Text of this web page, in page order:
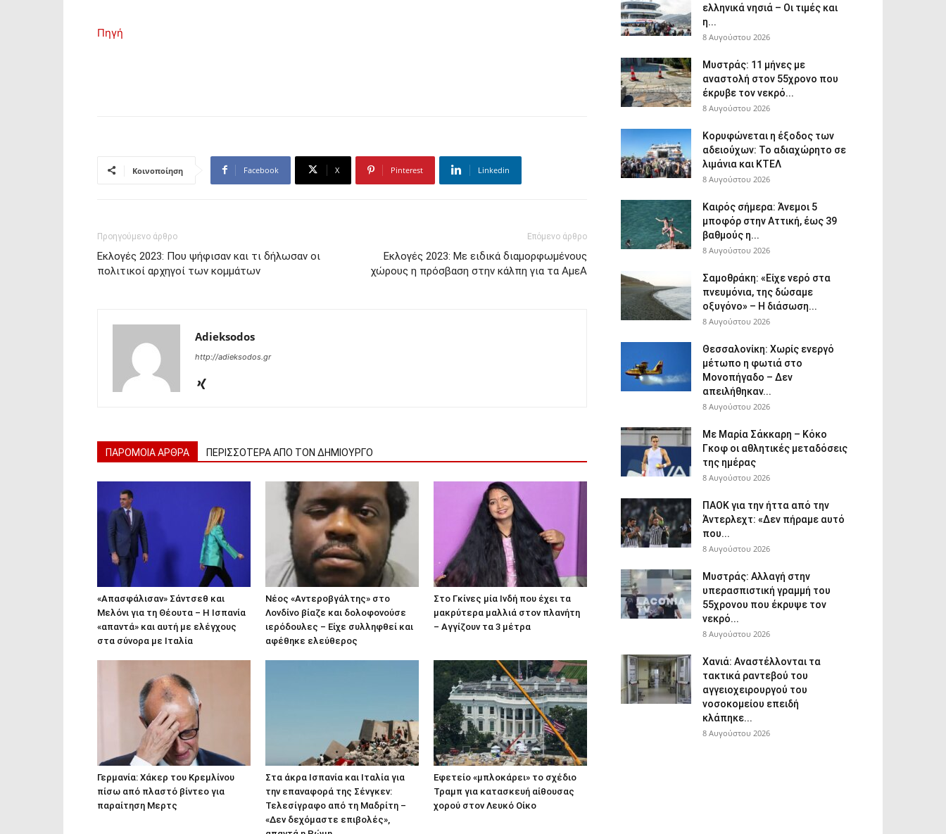
Πηγή
Κοινοποίηση Facebook X Pinterest Linkedin
Προηγούμενο άρθρο
Εκλογές 2023: Που ψήφισαν και τι δήλωσαν οι
πολιτικοί αρχηγοί των κομμάτων
Επόμενο άρθρο
Εκλογές 2023: Με ειδικά διαμορφωμένους
χώρους η πρόσβαση στην κάλπη για τα ΑμεΑ
Adieksodos
http://adieksodos.gr
ΠΑΡΟΜΟΙΑ ΑΡΘΡΑ ΠΕΡΙΣΣΟΤΕΡΑ ΑΠΟ ΤΟΝ ΔΗΜΙΟΥΡΓΟ
«Απασφάλισαν» Σάντσεθ και
Μελόνι για τη Θέουτα – Η Ισπανία
«απαντά» και αυτή με ελέγχους
στα σύνορα με Ιταλία
Νέος «Αντεροβγάλτης» στο
Λονδίνο βίαζε και δολοφονούσε
ιερόδουλες – Είχε συλληφθεί και
αφέθηκε ελεύθερος
Στο Γκίνες μία Ινδή που έχει τα
μακρύτερα μαλλιά στον πλανήτη
– Αγγίζουν τα 3 μέτρα
Γερμανία: Χάκερ του Κρεμλίνου
πίσω από πλαστό βίντεο για
παραίτηση Μερτς
Στα άκρα Ισπανία και Ιταλία για
την επαναφορά της Σένγκεν:
Τελεσίγραφο από τη Μαδρίτη –
«Δεν δεχόμαστε επιβολές»,
Εφετείο «μπλοκάρει» το σχέδιο
Τραμπ για κατασκευή αίθουσας
χορού στον Λευκό Οίκο
ελληνικά νησιά – Οι τιμές και
η...
8 Αυγούστου 2026
Μυστράς: 11 μήνες με
αναστολή στον 55χρονο που
έκρυβε τον νεκρό...
8 Αυγούστου 2026
Κορυφώνεται η έξοδος των
αδειούχων: Το αδιαχώρητο σε
λιμάνια και ΚΤΕΛ
8 Αυγούστου 2026
Καιρός σήμερα: Άνεμοι 5
μποφόρ στην Αττική, έως 39
βαθμούς η...
8 Αυγούστου 2026
Σαμοθράκη: «Είχε νερό στα
πνευμόνια, της δώσαμε
οξυγόνο» – Η διάσωση...
8 Αυγούστου 2026
Θεσσαλονίκη: Χωρίς ενεργό
μέτωπο η φωτιά στο
Μονοπήγαδο – Δεν
απειλήθηκαν...
8 Αυγούστου 2026
Με Μαρία Σάκκαρη – Κόκο
Γκοφ οι αθλητικές μεταδόσεις
της ημέρας
8 Αυγούστου 2026
ΠΑΟΚ για την ήττα από την
Άντερλεχτ: «Δεν πήραμε αυτό
που...
8 Αυγούστου 2026
Μυστράς: Αλλαγή στην
υπερασπιστική γραμμή του
55χρονου που έκρυψε τον
νεκρό...
8 Αυγούστου 2026
Χανιά: Aναστέλλονται τα
τακτικά ραντεβού του
αγγειοχειρουργού του
νοσοκομείου επειδή
κλάπηκε...
8 Αυγούστου 2026